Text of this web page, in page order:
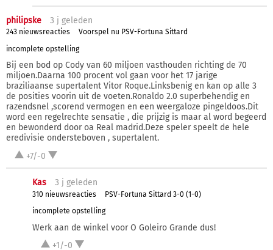
philipske 3 j geleden
243 nieuwsreacties
Voorspel nu PSV-Fortuna Sittard
incomplete opstelling
Bij een bod op Cody van 60 miljoen vasthouden richting de 70
miljoen.Daarna 100 procent vol gaan voor het 17 jarige
braziliaanse supertalent Vitor Roque.Linksbenig en kan op alle 3
de posities voorin uit de voeten.Ronaldo 2.0 superbehendig en
razendsnel ,scorend vermogen en een weergaloze pingeldoos.Dit
word een regelrechte sensatie , die prijzig is maar al word begeerd
en bewonderd door oa Real madrid.Deze speler speelt de hele
eredivisie ondersteboven , supertalent.
+7/-0
Kas 3 j geleden
310 nieuwsreacties
PSV-Fortuna Sittard 3-0 (1-0)
incomplete opstelling
Werk aan de winkel voor O Goleiro Grande dus!
+1/-0